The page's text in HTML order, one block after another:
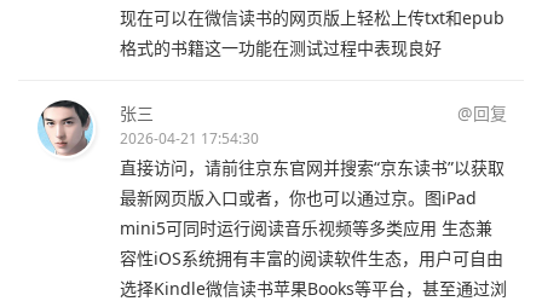
现在可以在微信读书的网页版上轻松上传txt和epub
格式的书籍这一功能在测试过程中表现良好
张三 @回复
2026-04-21 17:54:30
直接访问，请前往京东官网并搜索“京东读书”以获取
最新网页版入口或者，你也可以通过京。图iPad
mini5可同时运行阅读音乐视频等多类应用 生态兼
容性iOS系统拥有丰富的阅读软件生态，用户可自由
选择Kindle微信读书苹果Books等平台，甚至通过浏